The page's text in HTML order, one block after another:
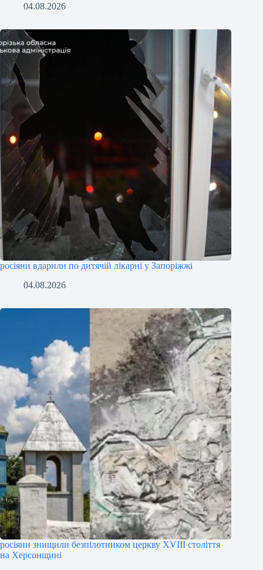
04.08.2026
росіяни вдарили по дитячій лікарні у Запоріжжі
04.08.2026
росіяни знищили безпілотником церкву XVIII століття
на Херсонщині